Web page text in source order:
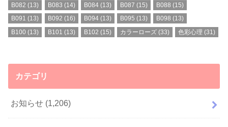
B082 (13) B083 (14) B084(13) B087 (15) B088 (15)
B091 (13) B092 (16) B094(13) B095 (13) B098 (13)
B100 (13) B101 (13) B102 (15) カラーローズ (33) 色彩心理 (31)
カテゴリ
お知らせ (1,206)